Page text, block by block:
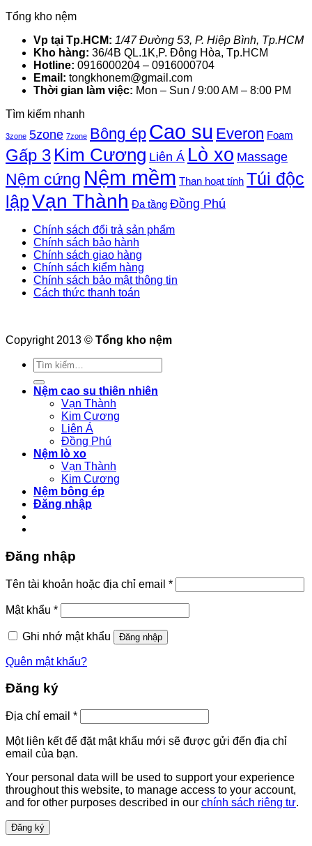
Tổng kho nệm
Vp tại Tp.HCM: 1/47 Đường 53, P. Hiệp Bình, Tp.HCM
Kho hàng: 36/4B QL.1K,P. Đông Hòa, Tp.HCM
Hotline: 0916000204 – 0916000704
Email: tongkhonem@gmail.com
Thời gian làm việc: Mon – Sun / 9:00 AM – 8:00 PM
Tìm kiếm nhanh
3zone 5zone 7zone Bông ép Cao su Everon Foam
Gấp 3 Kim Cương Liên Á Lò xo Massage
Nệm cứng Nệm mềm Than hoạt tính Túi độc
lậpVạn Thành Đa tầng Đồng Phú
Chính sách đổi trả sản phẩm
Chính sách bảo hành
Chính sách giao hàng
Chính sách kiểm hàng
Chính sách bảo mật thông tin
Cách thức thanh toán
Copyright 2013 © Tổng kho nệm
Tìm
kiếm:
Nệm cao su thiên nhiên
Vạn Thành
Kim Cương
Liên Á
Đồng Phú
Nệm lò xo
Vạn Thành
Kim Cương
Nệm bông ép
Đăng nhập
Đăng nhập
Tên tài khoản hoặc địa chỉ email *Bắt
buộc
Mật khẩu *Bắt
buộc
Ghi nhớ mật khẩu
Đăng nhập
Quên mật khẩu?
Đăng ký
Địa chỉ email *Bắt
buộc
Một liên kết để đặt mật khẩu mới sẽ được gửi đến địa chỉ
email của bạn.
Your personal data will be used to support your experience
throughout this website, to manage access to your account,
and for other purposes described in our chính sách riêng tư.
Đăng ký